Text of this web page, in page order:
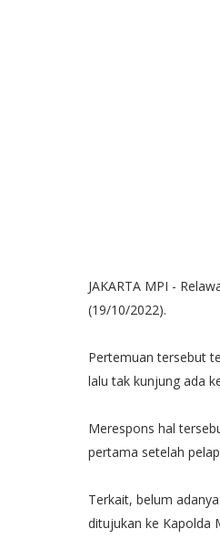
JAKARTA MPI -
(19/10/2022).
Pertemuan tersebut
lalu tak kunjung ada
Merespons hal
pertama setelah
Terkait, belum
ditujukan ke Kapolda